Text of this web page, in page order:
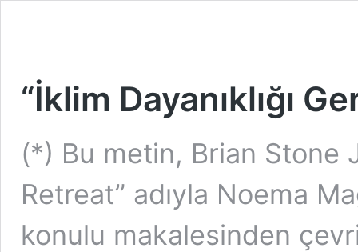
“İklim Dayanıklığı
(*) Bu metin, Brian Stone
Retreat” adıyla Noema
konulu makalesinden